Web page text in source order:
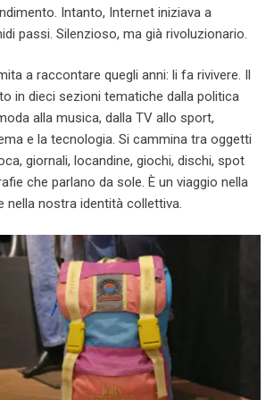
Intanto, Internet iniziava a
passi. Silenzioso, ma già rivoluzionario.
a raccontare quegli anni: li fa rivivere. Il
in dieci sezioni tematiche dalla politica
alla musica, dalla TV allo sport,
e la tecnologia. Si cammina tra oggetti
giornali, locandine, giochi, dischi, spot
che parlano da sole. È un viaggio nella
nella nostra identità collettiva.